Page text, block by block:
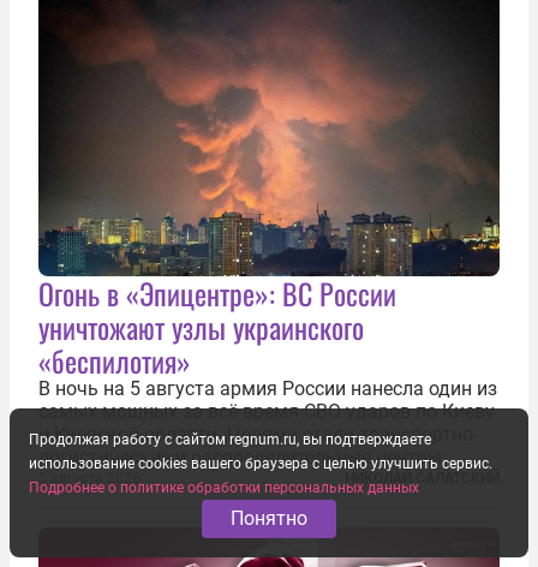
Огонь в «Эпицентре»: ВС России
уничтожают узлы украинского
«беспилотия»
В ночь на 5 августа армия России нанесла один из
самых мощных за всё время СВО ударов по Киеву
и Киевской области. Целями стали транспортно-
логистические и распределительные центры,
которые ВСУ использовали для хранения и
доставки вооружений и грузов военного
назначения. Атака также «накрыла»...
5 августа 2026
Продолжая работу с сайтом regnum.ru, вы подтверждаете
использование cookies вашего браузера с целью улучшить сервис.
Подробнее о политике обработки персональных данных
Понятно